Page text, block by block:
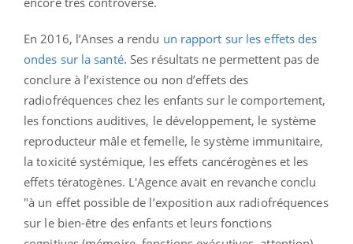
En 2016, l’Anses a rendu un rapport sur les effets des
ondes sur la santé. Ses résultats ne permettent pas de
conclure à l’existence ou non d’effets des
radiofréquences chez les enfants sur le comportement,
les fonctions auditives, le développement, le système
reproducteur mâle et femelle, le système immunitaire,
la toxicité systémique, les effets cancérogènes et les
effets tératogènes. L'Agence avait en revanche conclu
"à un effet possible de l’exposition aux radiofréquences
sur le bien-être des enfants et leurs fonctions